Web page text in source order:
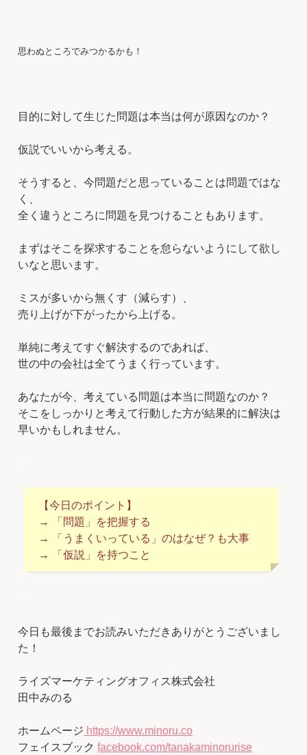
思わぬところでみつかるかも！
目的に対して生じた問題は本当は何が原因なのか？
仮説でいいから考える。
そうすると、今問題だと思っていることは問題ではな
く、
全く違うところに問題を見つけることもあります。
まずはそこを探求することを怠らないようにして欲し
いなと思います。
ミスが多いから無くす（減らす）、
売り上げが下がったから上げる。
単純に考えてすぐ解決するのであれば、
世の中の会社は全てうまく行っています。
あなたが今、考えている問題は本当に問題なのか？
そこをしっかりと考えて行動した方が結果的に解決は
早いかもしれません。
【今日のポイント】
→ 「問題」を把握する
→ 「うまくいっている」のはなぜ？も大事
→ 「仮説」を持つこと
今日も最後までお読みいただきありがとうございまし
た！
ライズマーケティングオフィス株式会社
田中みのる
ホームページ https://www.minoru.co
フェイスブックfacebook.com/tanakaminorurise